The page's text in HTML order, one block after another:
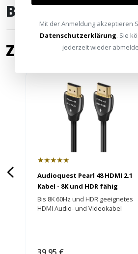
BEWERTUNGEN 0
ZUBEHÖR
★★★★★
Audioquest Pearl 48 HDMI 2.1
Kabel - 8K und HDR fähig
Bis 8K 60Hz und HDR geeignetes
HDMI Audio- und Videokabel
Mit der Anmeldung akzeptieren
Datenschutzerklärung. Sie
jederzeit wieder